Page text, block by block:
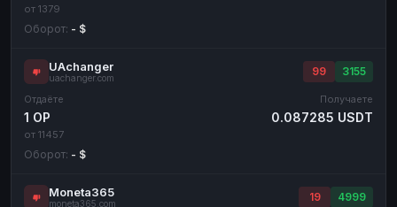
от 1379
Оборот: - $
UAchanger
uachanger.com
99 3155
Отдаёте
1 OP
от 11457
Получаете
0.087285 USDT
Оборот: - $
Moneta365
moneta365.com
19 4999